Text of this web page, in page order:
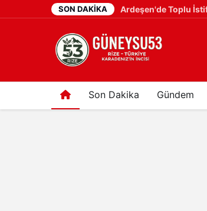
SON DAKIKA
1 hafta önce
Son Dakika Gündem